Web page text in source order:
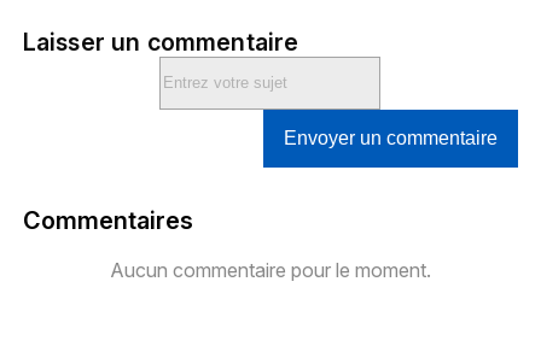
Laisser un commentaire
Envoyer un commentaire
Commentaires
Aucun commentaire pour le moment.